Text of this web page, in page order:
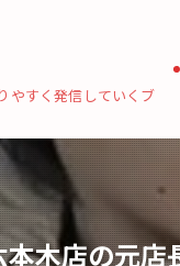
やすく発信していくブ
木店の元